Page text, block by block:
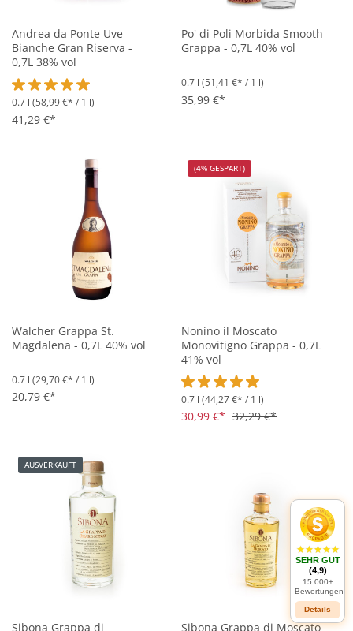
Andrea da Ponte Uve
Bianche Gran Riserva -
0,7L 38% vol
Durchschnittliche Bewertung von 5 von 5 Sternen
0.7 l (58,99 €* / 1 l)
41,29 €*
Po' di Poli Morbida Smooth
Grappa - 0,7L 40% vol
0.7 l (51,41 €* / 1 l)
35,99 €*
Walcher Grappa St.
Magdalena - 0,7L 40% vol
0.7 l (29,70 €* / 1 l)
20,79 €*
(4% GESPART)
Nonino il Moscato
Monovitigno Grappa - 0,7L
41% vol
Durchschnittliche Bewertung
0.7 l (44,27 €* / 1 l)
30,99 €* 32,29 €*
AUSVERKAUFT
Sibona Grappa di Sibona Grappa di Moscato
SEHR GUT
(4,9)
15.000+
Bewertungen
Details